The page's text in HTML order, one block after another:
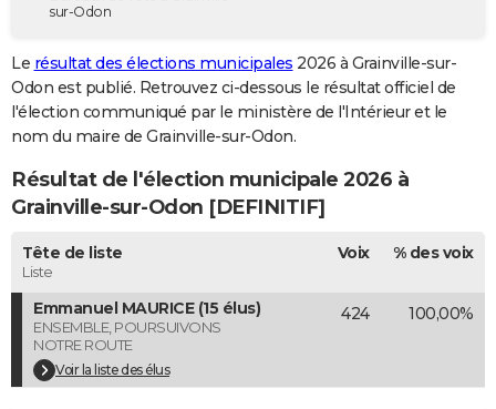
Destinations
City break
Voyage nature
Voyage de noces
Forum
GUIDES D'ACHAT
BONS PLANS
Carte de Noël
Carte Bonne année
Carte Saint-Valentin
Carte Pâques
Carte d'anniversaire
DICTIONNAIRE
Dictionnaire
Biographies
Citations
Expressions
Proverbes
PROGRAMME TV
COPAINS D'AVANT
S'inscrire
Se connecter
Lycées
Collèges
Primaires
Universités
Entreprises
Service militaire
Avis de recherche
AVIS DE DÉCÈS
FORUM
sur-Odon
Le résultat des élections municipales 2026 à Grainville-sur-
Odon est publié. Retrouvez ci-dessous le résultat officiel de
l'élection communiqué par le ministère de l'Intérieur et le
nom du maire de Grainville-sur-Odon.
Résultat de l'élection municipale 2026 à
Grainville-sur-Odon [DEFINITIF]
Tête de liste
Liste
Voix % des voix
Emmanuel MAURICE (15 élus)
ENSEMBLE, POURSUIVONS
NOTRE ROUTE
Voir la liste des élus
424 100,00%